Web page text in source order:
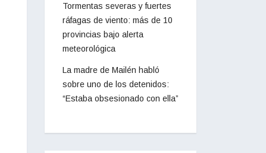
Tormentas severas y fuertes
ráfagas de viento: más de 10
provincias bajo alerta
meteorológica
La madre de Mailén habló
sobre uno de los detenidos:
“Estaba obsesionado con ella”